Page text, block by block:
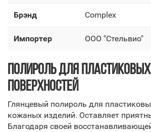
Брэнд Complex
Импортер OOO "Стельвио"
ПОЛИРОЛЬ ДЛЯ ПЛАСТИКОВЫХ
ПОВЕРХНОСТЕЙ
Глянцевый полироль для
кожаных изделий. Оставляет
Благодаря своей